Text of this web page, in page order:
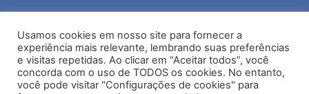
Portal do Servidor
Webmail
Administração
Usamos cookies em nosso site para fornecer a
experiência mais relevante, lembrando suas preferências
e visitas repetidas. Ao clicar em “Aceitar todos”, você
concorda com o uso de TODOS os cookies. No entanto,
você pode visitar "Configurações de cookies" para